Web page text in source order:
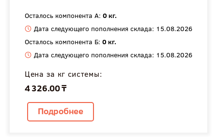
Осталось компонента А: 0 кг.
Дата следующего пополнения склада: 15.08.2026
Осталось компонента Б: 0 кг.
Дата следующего пополнения склада: 15.08.2026
Цена за кг системы:
4 326.00 ₸
Подробнее